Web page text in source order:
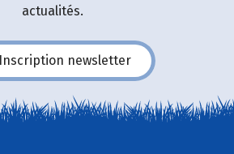
actualités.
Inscription newsletter